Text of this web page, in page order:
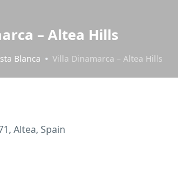
– Altea Hills
Blanca Villa Dinamarca – Altea Hills
Altea, Spain